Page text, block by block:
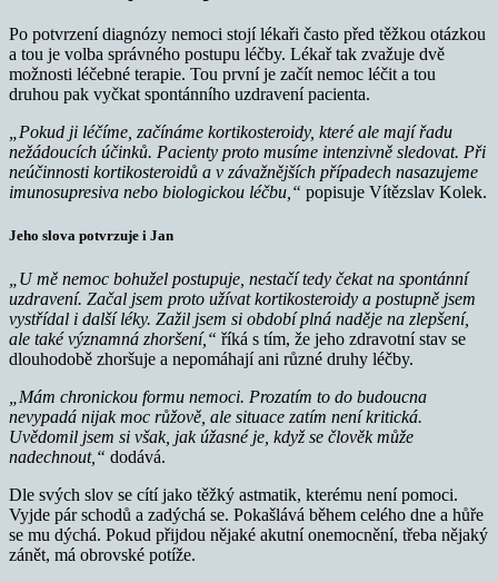
Po potvrzení diagnózy nemoci stojí lékaři často před těžkou otázkou
a tou je volba správného postupu léčby. Lékař tak zvažuje dvě
možnosti léčebné terapie. Tou první je začít nemoc léčit a tou
druhou pak vyčkat spontánního uzdravení pacienta.
„Pokud ji léčíme, začínáme kortikosteroidy, které ale mají řadu
nežádoucích účinků. Pacienty proto musíme intenzivně sledovat. Při
neúčinnosti kortikosteroidů a v závažnějších případech nasazujeme
imunosupresiva nebo biologickou léčbu,“ popisuje Vítězslav Kolek.
Jeho slova potvrzuje i Jan
„U mě nemoc bohužel postupuje, nestačí tedy čekat na spontánní
uzdravení. Začal jsem proto užívat kortikosteroidy a postupně jsem
vystřídal i další léky. Zažil jsem si období plná naděje na zlepšení,
ale také významná zhoršení,“ říká s tím, že jeho zdravotní stav se
dlouhodobě zhoršuje a nepomáhají ani různé druhy léčby.
„Mám chronickou formu nemoci. Prozatím to do budoucna
nevypadá nijak moc růžově, ale situace zatím není kritická.
Uvědomil jsem si však, jak úžasné je, když se člověk může
nadechnout,“ dodává.
Dle svých slov se cítí jako těžký astmatik, kterému není pomoci.
Vyjde pár schodů a zadýchá se. Pokašlává během celého dne a hůře
se mu dýchá. Pokud přijdou nějaké akutní onemocnění, třeba nějaký
zánět, má obrovské potíže.